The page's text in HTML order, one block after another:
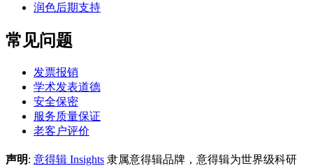
润色后期支持
常见问题
发票报销
学术发表道德
安全保密
服务质量保证
老客户评价
声明: 意得辑 Insights 隶属意得辑品牌，意得辑为世界级科研